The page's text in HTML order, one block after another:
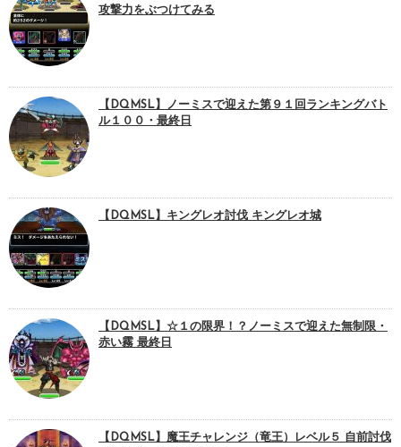
攻撃力をぶつけてみる
【DQMSL】ノーミスで迎えた第９１回ランキングバト
ル１００・最終日
【DQMSL】キングレオ討伐 キングレオ城
【DQMSL】☆１の限界！？ノーミスで迎えた無制限・
赤い霧 最終日
【DQMSL】魔王チャレンジ（竜王）レベル５ 自前討伐